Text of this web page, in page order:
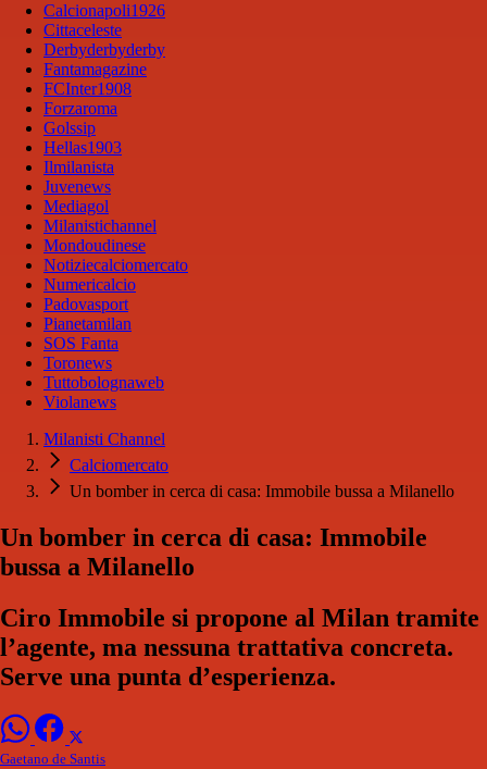
Calcionapoli1926
Cittaceleste
Derbyderbyderby
Fantamagazine
FCInter1908
Forzaroma
Golssip
Hellas1903
Ilmilanista
Juvenews
Mediagol
Milanistichannel
Mondoudinese
Notiziecalciomercato
Numericalcio
Padovasport
Pianetamilan
SOS Fanta
Toronews
Tuttobolognaweb
Violanews
Milanisti Channel
Calciomercato
Un bomber in cerca di casa: Immobile bussa a Milanello
Un bomber in cerca di casa: Immobile
bussa a Milanello
Ciro Immobile si propone al Milan tramite
l’agente, ma nessuna trattativa concreta.
Serve una punta d’esperienza.
Gaetano de Santis